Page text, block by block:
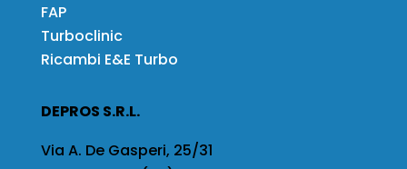
FAP
Turboclinic
Ricambi E&E Turbo
DEPROS S.R.L.
Via A. De Gasperi, 25/31